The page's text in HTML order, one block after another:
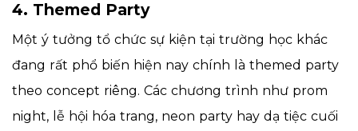
4. Themed Party
Một ý tưởng tổ chức sự kiện tại trường học khác
đang rất phổ biến hiện nay chính là themed party
theo concept riêng. Các chương trình như prom
night, lễ hội hóa trang, neon party hay dạ tiệc cuối